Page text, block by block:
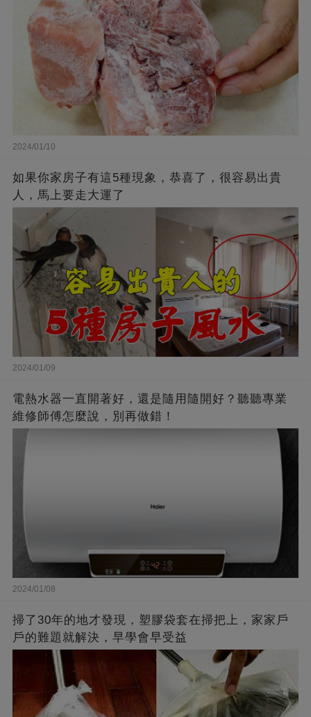
2024/01/10
如果你家房子有這5種現象，恭喜了，很容易出貴
人，馬上要走大運了
2024/01/09
電熱水器一直開著好，還是隨用隨開好？聽聽專業
維修師傅怎麼說，別再做錯！
2024/01/08
掃了30年的地才發現，塑膠袋套在掃把上，家家戶
戶的難題就解決，早學會早受益